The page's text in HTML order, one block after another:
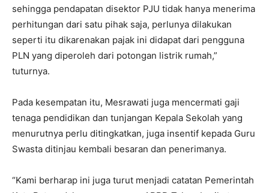
sehingga pendapatan disektor PJU tidak hanya menerima
perhitungan dari satu pihak saja, perlunya dilakukan
seperti itu dikarenakan pajak ini didapat dari pengguna
PLN yang diperoleh dari potongan listrik rumah,”
tuturnya.
Pada kesempatan itu, Mesrawati juga mencermati gaji
tenaga pendidikan dan tunjangan Kepala Sekolah yang
menurutnya perlu ditingkatkan, juga insentif kepada Guru
Swasta ditinjau kembali besaran dan penerimanya.
“Kami berharap ini juga turut menjadi catatan Pemerintah